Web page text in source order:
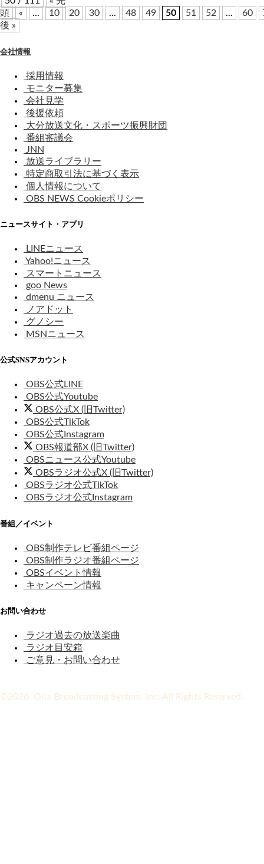
頭
« ... 10 20 30 ... 48 49 50 51 52 ... 60
後 »
会社情報
採用情報
モニター募集
会社見学
後援依頼
大分放送文化・スポーツ振興財団
番組審議会
JNN
放送ライブラリー
特定商取引法に基づく表示
個人情報について
OBS NEWS Cookieポリシー
ニュースサイト・アプリ
LINEニュース
Yahoo!ニュース
スマートニュース
goo News
dmenu ニュース
ノアドット
グノシー
MSNニュース
公式SNSアカウント
OBS公式LINE
OBS公式Youtube
OBS公式X (旧Twitter)
OBS公式TikTok
OBS公式Instagram
OBS報道部X (旧Twitter)
OBSニュース公式Youtube
OBSラジオ公式X (旧Twitter)
OBSラジオ公式TikTok
OBSラジオ公式Instagram
番組／イベント
OBS制作テレビ番組ページ
OBS制作ラジオ番組ページ
OBSイベント情報
キャンペーン情報
お問い合わせ
ラジオ過去の放送楽曲
ラジオ目安箱
ご意見・お問い合わせ
©2026 Oita Broadcasting System, Inc. All Rights Reserved.